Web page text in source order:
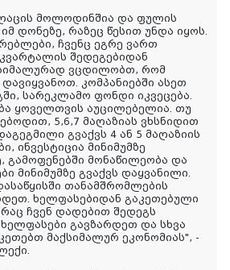
მოლოდინშია და ფულის
დონეზე, რაზეც წესით უნდა იყოს.
ჩვენც ეგრე ვართ
შედეგებიდან
ვცდილობთ, რომ
დავიყვანოთ. კომპანიებში ასეთ
სარეკლამო ფონდი იკვეცება.
ყოველთვის აუცილებელია. თუ
5,6,7 მაღაზიას ვხსნიდით
გვაქვს 4 ან 5 მაღაზიის
ინვესტიცია მინიმუმზე
გამოფენებში მონაწილეობა და
მინიმუმზე გვაქვს დაყვანილი.
თანამშრომლების
ხელფასებიდან გაკეთებული
ჩვენ დადებით შედეგს
გავზარდეთ და სხვა
მაქსიმალურ ეკონომიას", -